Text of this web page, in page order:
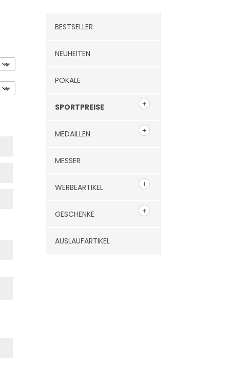
BESTSELLER
NEUHEITEN
POKALE
SPORTPREISE
MEDAILLEN
MESSER
WERBEARTIKEL
GESCHENKE
AUSLAUFARTIKEL